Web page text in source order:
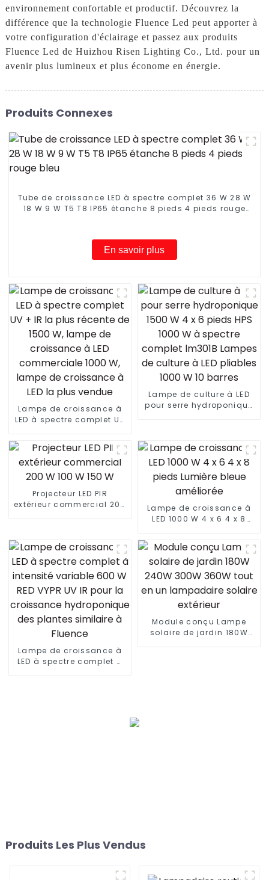
environnement confortable et productif. Découvrez la
différence que la technologie Fluence Led peut apporter à
votre configuration d'éclairage et passez aux produits
Fluence Led de Huizhou Risen Lighting Co., Ltd. pour un
avenir plus lumineux et plus économe en énergie.
Produits Connexes
Tube de croissance LED à spectre complet 36 W 28 W
18 W 9 W T5 T8 IP65 étanche 8 pieds 4 pieds rouge
En savoir plus
Lampe de croissance à
LED à spectre complet UV
croissance à LED
commerciale 1000 W,
lampe de croissance à
Lampe de culture à LED
pour serre hydroponique
culture à LED pliables
1000 W 10 barres
Projecteur LED PIR
extérieur commercial 200
Lampe de croissance à
LED 1000 W 4 x 6 4 x 8
Lampe de croissance à
LED à spectre complet à
Module conçu Lampe
solaire de jardin 180W
Produits Les Plus Vendus